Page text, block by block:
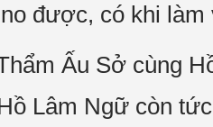
được, có khi
Ấu Sở cùng
Lâm Ngữ còn